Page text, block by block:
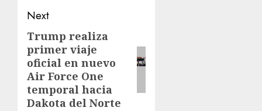
Next
Trump realiza
primer viaje
oficial en nuevo
Air Force One
temporal hacia
Dakota del Norte